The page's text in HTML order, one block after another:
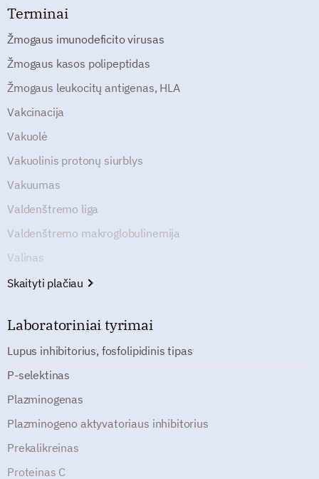
Terminai
Žmogaus imunodeficito virusas
Žmogaus kasos polipeptidas
Žmogaus leukocitų antigenas, HLA
Vakcinacija
Vakuolė
Vakuolinis protonų siurblys
Vakuumas
Valdenštremo liga
Valdenštremo makroglobulinemija
Valinas
Skaityti plačiau
Laboratoriniai tyrimai
Lupus inhibitorius, fosfolipidinis tipas
P-selektinas
Plazminogenas
Plazminogeno aktyvatoriaus inhibitorius
Prekalikreinas
Proteinas C